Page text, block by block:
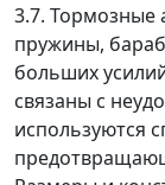
3.7. Тормозные
пружины,
больших
связаны с
используются